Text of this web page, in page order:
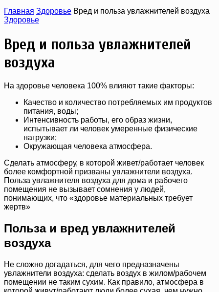
Главная Здоровье Вред и польза увлажнителей воздуха
Здоровье
Вред и польза увлажнителей
воздуха
На здоровье человека 100% влияют такие факторы:
Качество и количество потребляемых им продуктов
питания, воды;
Интенсивность работы, его образ жизни,
испытывает ли человек умеренные физические
нагрузки;
Окружающая человека атмосфера.
Сделать атмосферу, в которой живет/работает человек
более комфортной призваны увлажнители воздуха.
Польза увлажнителя воздуха для дома и рабочего
помещения не вызывает сомнения у людей,
понимающих, что «здоровье материальных требует
жертв»
Польза и вред увлажнителей
воздуха
Не сложно догадаться, для чего предназначены
увлажнители воздуха: сделать воздух в жилом/рабочем
помещении не таким сухим. Как правило, атмосфера в